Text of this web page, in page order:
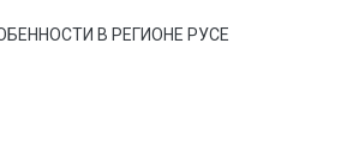
В РЕГИОНЕ РУСЕ